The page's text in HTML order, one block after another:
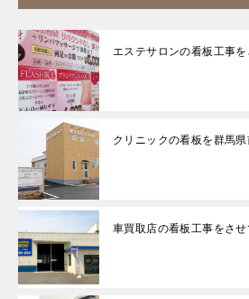
エステサロンの看板工事を
クリニックの看板を群馬
車買取店の看板工事をさせ